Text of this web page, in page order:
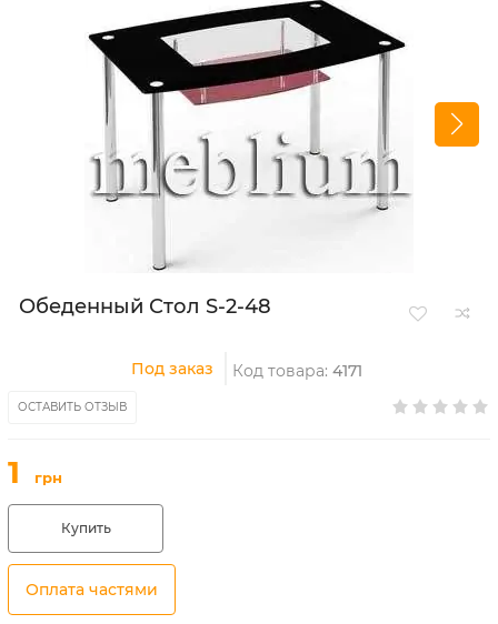
Обеденный Стол S-2-48
Под заказ Код товара: 4171
ОСТАВИТЬ ОТЗЫВ
1 грн
Купить
Оплата частями